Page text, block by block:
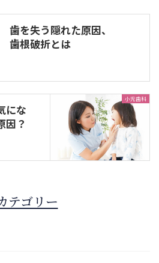
歯を失う隠れた原因、
歯根破折とは
小児歯科
にな
因？
テゴリー